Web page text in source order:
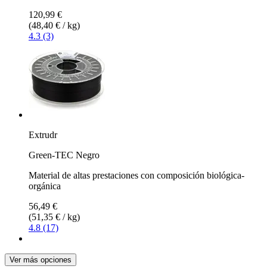
120,99 €
(48,40 € / kg)
4.3 (3)
Extrudr
Green-TEC Negro
Material de altas prestaciones con composición biológica-
orgánica
56,49 €
(51,35 € / kg)
4.8 (17)
Ver más opciones